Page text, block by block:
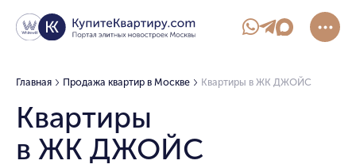
Главная Продажа квартир в Москве Квартиры в ЖК ДЖОЙС
Квартиры
в ЖК ДЖОЙС